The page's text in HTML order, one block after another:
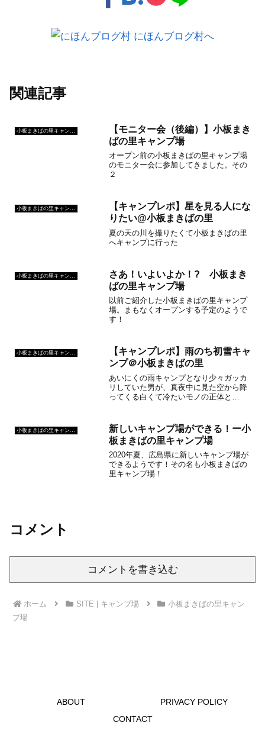
関連記事
小板まきばの里キャンプ場
【モニター会（後編）】小板まき
ばの里キャンプ場
オープン前の小板まきばの里キャンプ場
のモニター会に参加してきました。その
２
【キャンプレポ】星を見る人にな
りたい@小板まきばの里
夏の天の川を撮りたくて小板まきばの里
へキャンプに行った
さあ！いよいよか！? 小板まき
ばの里キャンプ場
以前ご紹介した小板まきばの里キャンプ
場。まもなくオープンする予定のようで
す！
小板まきばの里キャンプ場
【キャンプレポ】雨のち初雪キャ
ンプ＠小板まきばの里
あいにくの雨キャンプとなり少々ガッカ
リしていた男が、真夜中に見た空から降
ってくる白くて冷たいモノの正体と
新しいキャンプ場ができる！ー小
板まきばの里キャンプ場
2020年夏、広島県に新しいキャンプ場が
できるようです！その名も小板まきばの
里キャンプ場！
コメント
コメントを書き込む
ホーム SITE | キャンプ場
小板まきばの里キャン
プ場
ABOUT
PRIVACY POLICY
CONTACT